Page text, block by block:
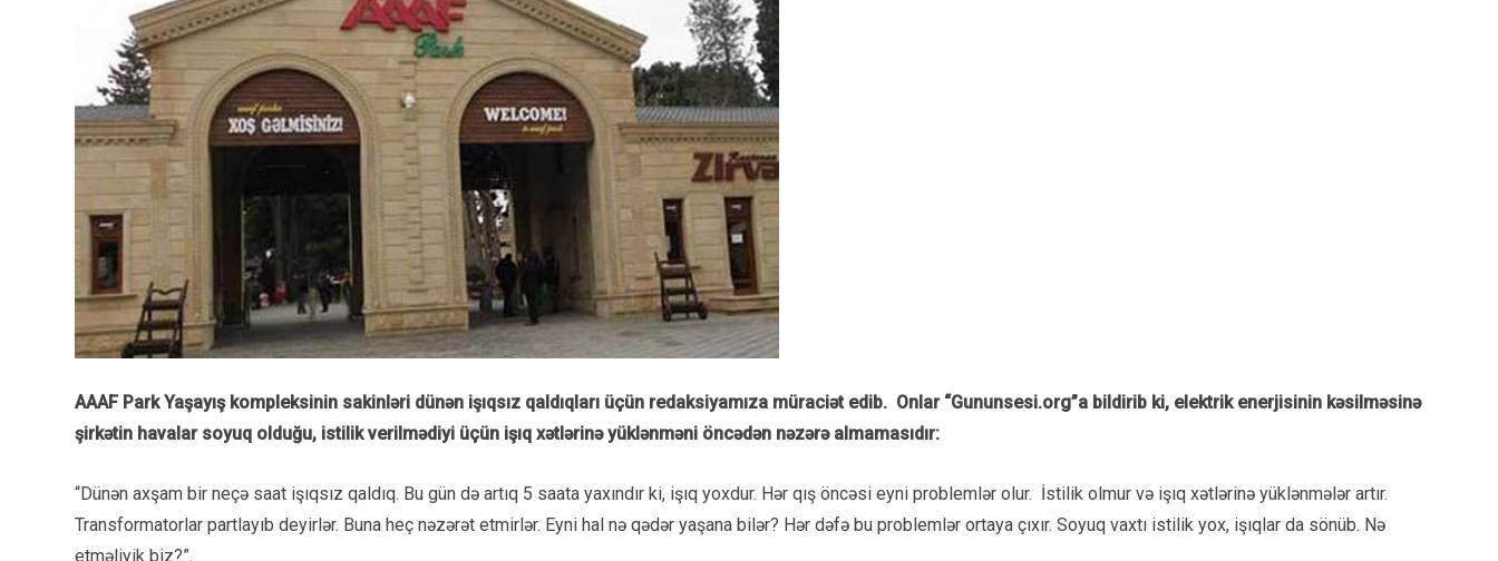
AAAF Park Yaşayış kompleksinin sakinləri dünən işıqsız qaldıqları üçün redaksiyamıza müraciət edib. Onlar “Gununsesi.org”a bildirib ki, elektrik enerjisinin kəsilməsinə
şirkətin havalar soyuq olduğu, istilik verilmədiyi üçün işıq xətlərinə yüklənməni öncədən nəzərə almamasıdır:
“Dünən axşam bir neçə saat işıqsız qaldıq. Bu gün də artıq 5 saata yaxındır ki, işıq yoxdur. Hər qış öncəsi eyni problemlər olur. İstilik olmur və işıq xətlərinə yüklənmələr artır.
Transformatorlar partlayıb deyirlər. Buna heç nəzərət etmirlər. Eyni hal nə qədər yaşana bilər? Hər dəfə bu problemlər ortaya çıxır. Soyuq vaxtı istilik yox, işıqlar da sönüb. Nə
etməliyik biz?”.